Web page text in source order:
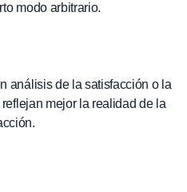
modo arbitrario.
análisis de la satisfacción o la
mejor la realidad de la